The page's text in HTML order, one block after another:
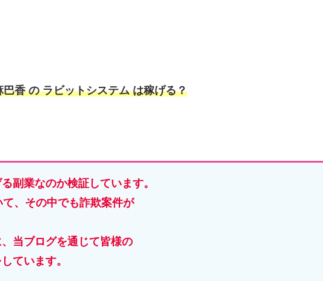
香 の ラビットシステム は稼げる？
副業なのか検証しています。
、その中でも詐欺案件が
当ブログを通じて皆様の
ています。